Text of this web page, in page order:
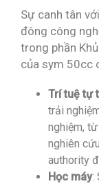
Sự canh tân
đông công
trong phần
của sym 50cc
Trí tuệ tự
trải
nghiệm,
nghiên
authority
Học máy: